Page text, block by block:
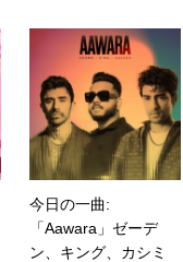
今日の一曲:
「Aawara」ゼーデ
ン、キング、カシミ